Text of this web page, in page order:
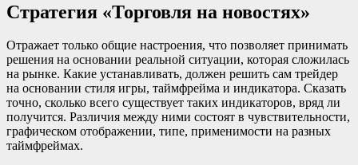
Стратегия «Торговля на новостях»
Отражает только общие настроения, что позволяет принимать
решения на основании реальной ситуации, которая сложилась
на рынке. Какие устанавливать, должен решить сам трейдер
на основании стиля игры, таймфрейма и индикатора. Сказать
точно, сколько всего существует таких индикаторов, вряд ли
получится. Различия между ними состоят в чувствительности,
графическом отображении, типе, применимости на разных
таймфреймах.